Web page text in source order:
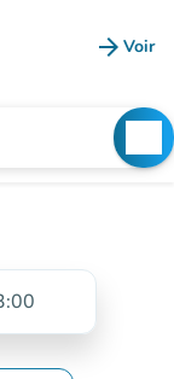
arrow_forward Voir